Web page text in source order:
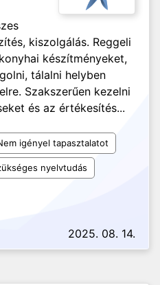
kiszolgálás. Reggeli
készítményeket,
tálalni helyben
Szakszerűen kezelni
és az értékesítés...
igényel tapasztalatot
nyelvtudás
2025. 08. 14.